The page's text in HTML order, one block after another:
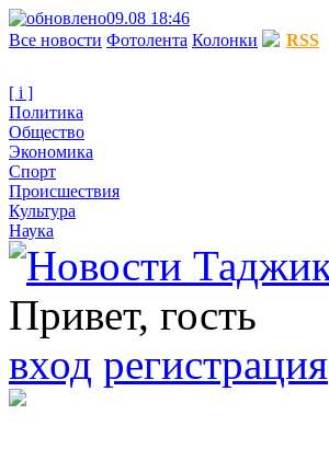
09.08 18:46
Все новости Фотолента Колонки RSS
[ i ]
Политика
Общество
Экономика
Спорт
Происшествия
Культура
Наука
Привет, гость
вход регистрация